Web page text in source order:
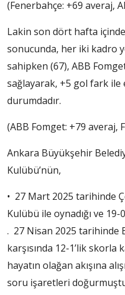
(Fenerbahçe: +69 averaj,
Lakin son dört hafta
sonucunda, her iki kadro
sahipken (67), ABB
sağlayarak, +5 gol fark
durumdadır.
(ABB Fomget: +79 averaj,
Ankara Büyükşehir
Kulübü’nün,
• ⁠27 Mart 2025 tarihinde
Kulübü ile oynadığı ve
. 27 Nisan 2025 tarihinde
karşısında 12-1’lik skorla
hayatın olağan akışına
soru işaretleri